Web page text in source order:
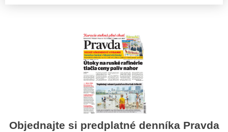
Objednajte si predplatné denníka Pravda